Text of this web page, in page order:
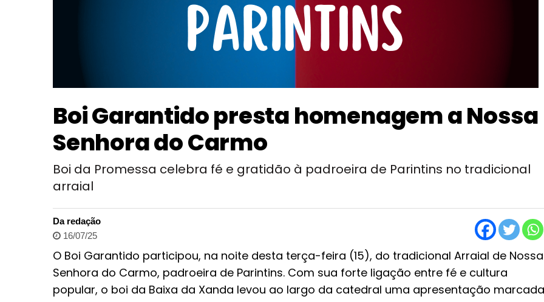
Boi Garantido presta homenagem a Nossa
Senhora do Carmo
Boi da Promessa celebra fé e gratidão à padroeira de Parintins no tradicional
arraial
Da redação
16/07/25
O Boi Garantido participou, na noite desta terça-feira (15), do tradicional Arraial de Nossa
Senhora do Carmo, padroeira de Parintins. Com sua forte ligação entre fé e cultura
popular, o boi da Baixa da Xanda levou ao largo da catedral uma apresentação marcada